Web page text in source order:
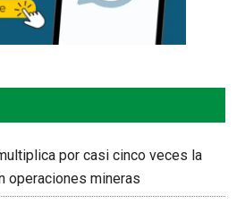
por casi cinco veces la
operaciones mineras